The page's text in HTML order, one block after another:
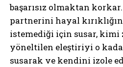
başarısız olmaktan
partnerini hayal
istemediği için susar,
yöneltilen eleştiriyi o
susarak ve kendini izole